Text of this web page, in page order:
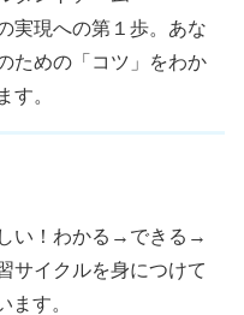
実現への第１歩。あな
ための「コツ」をわか
す。
い！わかる→できる→
サイクルを身につけて
ます。